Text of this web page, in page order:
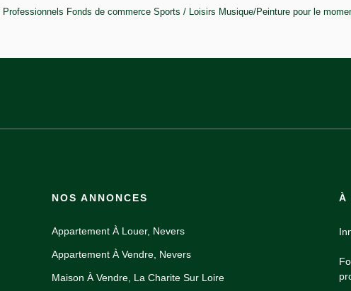
Fonds de commerce Sports / Loisirs Musique/Peinture pour le
NOS ANNONCES
Appartement À Louer, Nevers
Appartement À Vendre, Nevers
Maison À Vendre, La Charite Sur Loire
À